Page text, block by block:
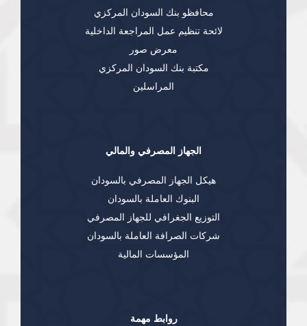
محافظو بنك السودان المركزي
لائحة تنظيم عمل المراجعة الداخلية
معرض صور
مكتبة بنك السودان المركزي
المراسلين
الجهاز المصرفي والمالي
هيكل الجهاز المصرفي بالسودان
البنوك العاملة بالسودان
التوزيع الجغرافي للجهاز المصرفي
شركات الصرافة العاملة بالسودان
المؤسسات المالية
روابط مهمة